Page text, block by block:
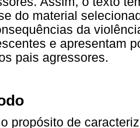
do material
da
e apresentam
pais agressores.
propósito de